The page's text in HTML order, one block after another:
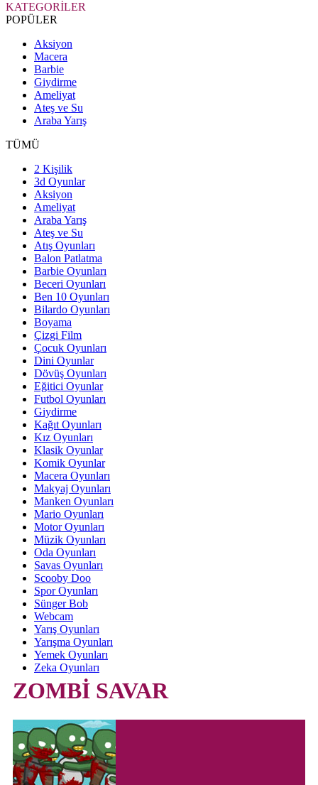
KATEGORİLER
POPÜLER
Aksiyon
Macera
Barbie
Giydirme
Ameliyat
Ateş ve Su
Araba Yarış
TÜMÜ
2 Kişilik
3d Oyunlar
Aksiyon
Ameliyat
Araba Yarış
Ateş ve Su
Atış Oyunları
Balon Patlatma
Barbie Oyunları
Beceri Oyunları
Ben 10 Oyunları
Bilardo Oyunları
Boyama
Çizgi Film
Çocuk Oyunları
Dini Oyunlar
Dövüş Oyunları
Eğitici Oyunlar
Futbol Oyunları
Giydirme
Kağıt Oyunları
Kız Oyunları
Klasik Oyunlar
Komik Oyunlar
Macera Oyunları
Makyaj Oyunları
Manken Oyunları
Mario Oyunları
Motor Oyunları
Müzik Oyunları
Oda Oyunları
Savas Oyunları
Scooby Doo
Spor Oyunları
Sünger Bob
Webcam
Yarış Oyunları
Yarışma Oyunları
Yemek Oyunları
Zeka Oyunları
ZOMBİ SAVAR